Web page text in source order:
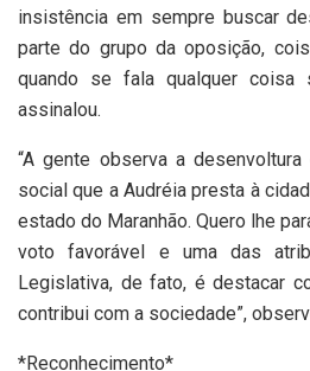
insistência em sempre buscar
parte do grupo da oposição,
quando se fala qualquer coisa
assinalou.
“A gente observa a
social que a Audréia presta à
estado do Maranhão. Quero lhe
voto favorável e uma das
Legislativa, de fato, é destacar
contribui com a sociedade”,
*Reconhecimento*